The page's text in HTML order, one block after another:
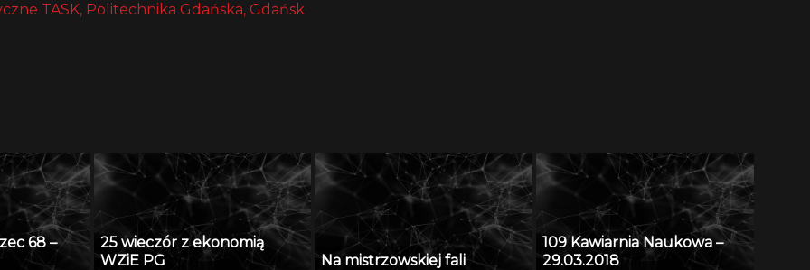
TASK, Politechnika Gdańska, Gdańsk
68 –
25 wieczór z ekonomią
WZiE PG
Na mistrzowskiej fali
109 Kawiarnia Naukowa –
29.03.2018